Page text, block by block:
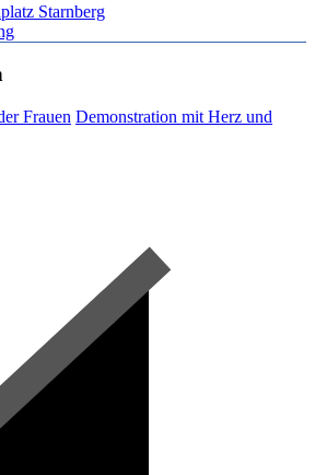
Starnberg
Frauen Demonstration mit Herz und